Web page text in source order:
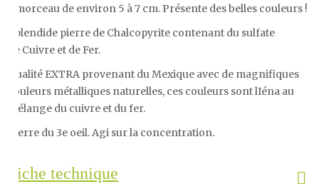
1 morceau de environ 5 à 7 cm. Présente des belles couleurs !
Splendide pierre de Chalcopyrite contenant du sulfate
de Cuivre et de Fer.
Qualité EXTRA provenant du Mexique avec de magnifiques
couleurs métalliques naturelles, ces couleurs sont lIéna au
mélange du cuivre et du fer.
Pierre du 3e oeil. Agi sur la concentration.
Fiche technique